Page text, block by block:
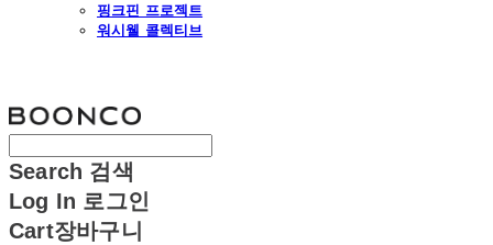
핑크핀 프로젝트
워시웰 콜렉티브
Search 검색
Log In 로그인
Cart장바구니